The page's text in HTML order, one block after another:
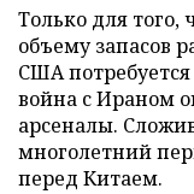
Только для того,
объему запасов
США
война с Ираном
арсеналы.
многолетний
перед Китаем.